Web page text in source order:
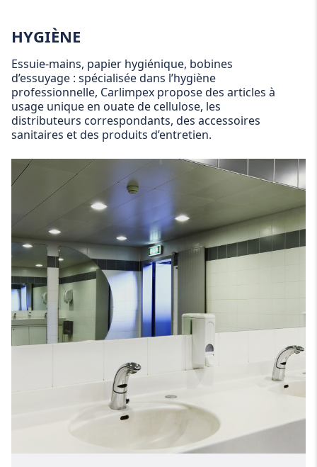
HYGIÈNE
Essuie-mains, papier hygiénique, bobines
d’essuyage : spécialisée dans l’hygiène
professionnelle, Carlimpex propose des articles à
usage unique en ouate de cellulose, les
distributeurs correspondants, des accessoires
sanitaires et des produits d’entretien.